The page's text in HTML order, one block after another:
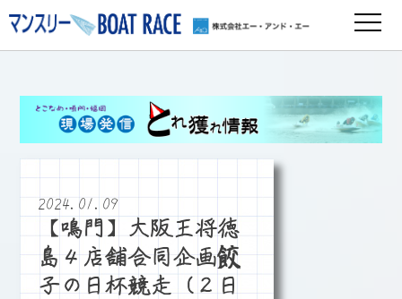
2024.01.09
【鳴門】大阪王将徳
島４店舗合同企画餃
子の日杯競走（２日